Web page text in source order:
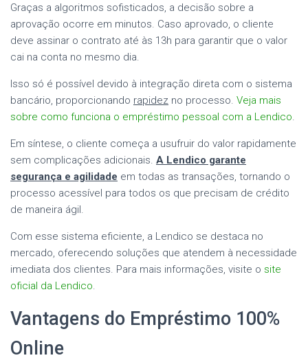
Graças a algoritmos sofisticados, a decisão sobre a
aprovação ocorre em minutos. Caso aprovado, o cliente
deve assinar o contrato até às 13h para garantir que o valor
cai na conta no mesmo dia.
Isso só é possível devido à integração direta com o sistema
bancário, proporcionando rapidez no processo. Veja mais
sobre como funciona o empréstimo pessoal com a Lendico.
Em síntese, o cliente começa a usufruir do valor rapidamente
sem complicações adicionais. A Lendico garante
segurança e agilidade em todas as transações, tornando o
processo acessível para todos os que precisam de crédito
de maneira ágil.
Com esse sistema eficiente, a Lendico se destaca no
mercado, oferecendo soluções que atendem à necessidade
imediata dos clientes. Para mais informações, visite o site
oficial da Lendico.
Vantagens do Empréstimo 100%
Online